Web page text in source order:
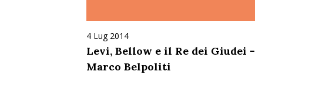
4 Lug 2014
Levi, Bellow e il Re dei Giudei -
Marco Belpoliti